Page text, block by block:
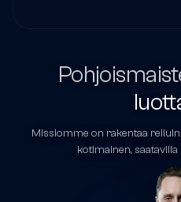
Missiomme on rakentaa
kotimainen,